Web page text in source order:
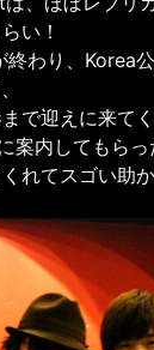
い！
終わり、Korea
で迎えに来て
案内してもらっ
れてスゴい助